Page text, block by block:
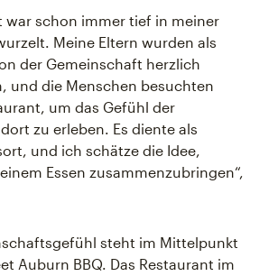
war schon immer tief in meiner
Meine Eltern wurden als
der Gemeinschaft herzlich
und die Menschen besuchten
um das Gefühl der
zu erleben. Es diente als
und ich schätze die Idee,
Essen zusammenzubringen“,
steht im Mittelpunkt
Auburn BBQ. Das Restaurant im